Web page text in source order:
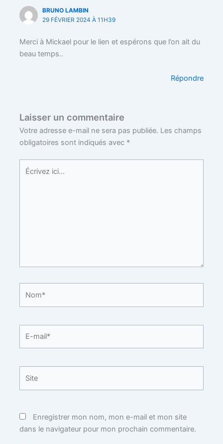
BRUNO LAMBIN
29 FÉVRIER 2024 À 11H39
Merci à Mickael pour le lien et espérons que l’on ait du
beau temps..
Répondre
Laisser un commentaire
Votre adresse e-mail ne sera pas publiée. Les champs
obligatoires sont indiqués avec *
Écrivez
Enregistrer mon nom, mon e-mail et mon site
dans le navigateur pour mon prochain commentaire.